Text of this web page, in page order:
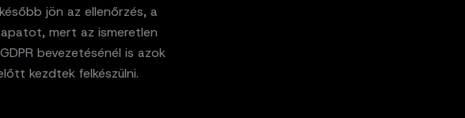
jön az ellenőrzés, a
mert az ismeretlen
bevezetésénél is azok
kezdtek felkészülni.